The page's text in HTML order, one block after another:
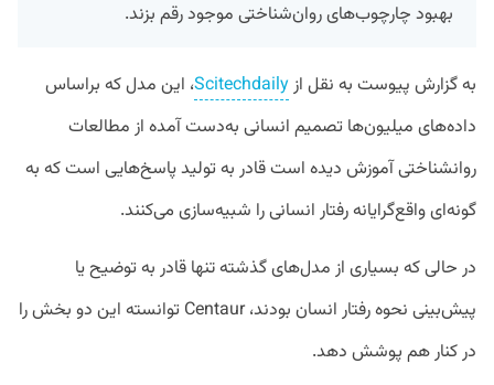
بهبود چارچوب‌های روان‌شناختی موجود رقم بزند.
به گزارش پیوست به نقل ازScitechdaily، این مدل که براساس
داده‌های میلیون‌ها تصمیم انسانی به‌دست آمده از مطالعات
روانشناختی آموزش دیده است قادر به تولید پاسخ‌هایی است که به
گونه‌ای واقع‌گرایانه رفتار انسانی را شبیه‌سازی می‌کنند.
در حالی که بسیاری از مدل‌های گذشته تنها قادر به توضیح یا
پیش‌بینی نحوه رفتار انسان بودند، Centaur توانسته این دو بخش را
در کنار هم پوشش دهد.